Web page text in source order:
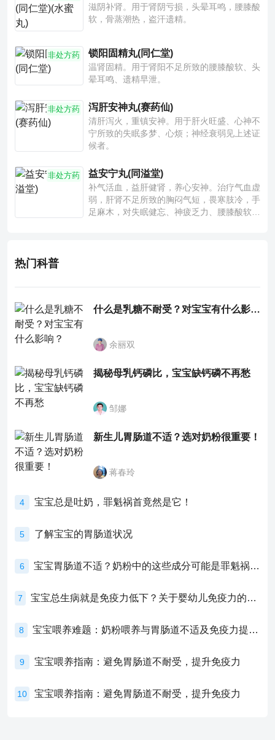
滋阴补肾。用于肾阴亏损，头晕耳鸣，腰膝酸
软，骨蒸潮热，盗汗遗精。
非处方药 锁阳固精丸(同仁堂)
温肾固精。用于肾阳不足所致的腰膝酸软、头
晕耳鸣、遗精早泄。
非处方药 泻肝安神丸(赛药仙)
清肝泻火，重镇安神。用于肝火旺盛、心神不
宁所致的失眠多梦、心烦；神经衰弱见上述证
候者。
非处方药 益安宁丸(同溢堂)
补气活血，益肝健肾，养心安神。治疗气血虚
弱，肝肾不足所致的胸闷气短，畏寒肢冷，手
足麻木，对失眠健忘、神疲乏力、腰膝酸软也
热门科普
什么是乳糖不耐受？对宝宝有什么影响？
余丽双
揭秘母乳钙磷比，宝宝缺钙磷不再愁
邹娜
新生儿胃肠道不适？选对奶粉很重要！
蒋春玲
4 宝宝总是吐奶，罪魁祸首竟然是它！
5 了解宝宝的胃肠道状况
6 宝宝胃肠道不适？奶粉中的这些成分可能是罪魁祸首！
7 宝宝总生病就是免疫力低下？关于婴幼儿免疫力的真相，家长必须了解！
8 宝宝喂养难题：奶粉喂养与胃肠道不适及免疫力提升的奥秘
9 宝宝喂养指南：避免胃肠道不耐受，提升免疫力
10 宝宝喂养指南：避免胃肠道不耐受，提升免疫力